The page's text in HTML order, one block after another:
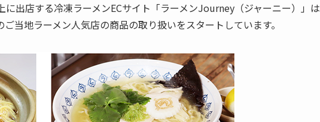
出店する冷凍ラーメンECサイト「ラーメンJourney（ジャーニー）」は
当地ラーメン人気店の商品の取り扱いをスタートしています。